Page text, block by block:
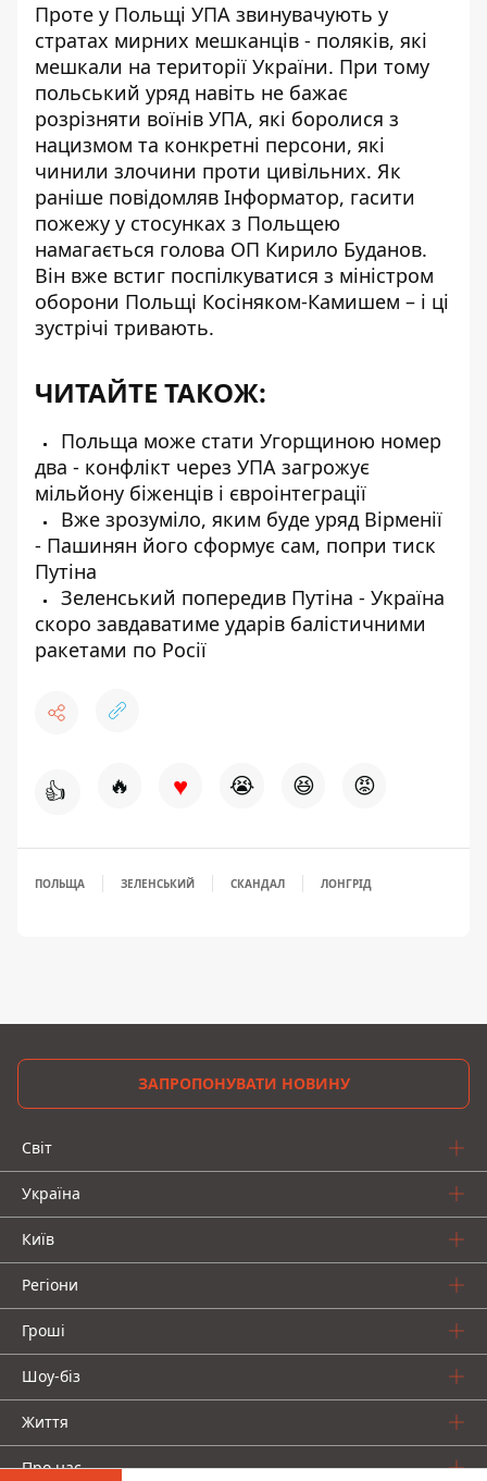
Проте у Польщі УПА звинувачують у
стратах мирних мешканців - поляків, які
мешкали на території України. При тому
польський уряд навіть не бажає
розрізняти воїнів УПА, які боролися з
нацизмом та конкретні персони, які
чинили злочини проти цивільних. Як
раніше повідомляв Інформатор, гасити
пожежу у стосунках з Польщею
намагається голова ОП Кирило Буданов.
Він вже встиг поспілкуватися з міністром
оборони Польщі Косіняком-Камишем – і ці
зустрічі тривають.
ЧИТАЙТЕ ТАКОЖ:
Польща може стати Угорщиною номер
два - конфлікт через УПА загрожує
мільйону біженців і євроінтеграції
Вже зрозуміло, яким буде уряд Вірменії
- Пашинян його сформує сам, попри тиск
Путіна
Зеленський попередив Путіна - Україна
скоро завдаватиме ударів балістичними
ракетами по Росії
👍 🔥 ♥ 😭 😆 😡
ПОЛЬЩА ЗЕЛЕНСЬКИЙ СКАНДАЛ ЛОНГРІД
ЗАПРОПОНУВАТИ НОВИНУ
Світ
Україна
Київ
Регіони
Гроші
Шоу-біз
Життя
Про нас